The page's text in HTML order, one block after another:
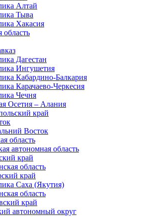
Алтай
Тыва
Хакасия
область
Дагестан
Ингушетия
Кабардино-Балкария
Карачаево-Черкесия
Чечня
Осетия – Алания
край
Восток
область
автономная область
край
область
край
Саха (Якутия)
область
край
автономный округ